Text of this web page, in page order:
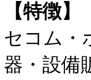
【特徴】
セコム・
器・設備